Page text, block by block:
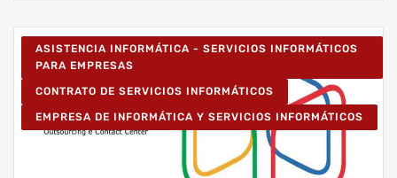
ASISTENCIA INFORMÁTICA - SERVICIOS INFORMÁTICOS
PARA EMPRESAS
CONTRATO DE SERVICIOS INFORMÁTICOS
EMPRESA DE INFORMÁTICA Y SERVICIOS INFORMÁTICOS